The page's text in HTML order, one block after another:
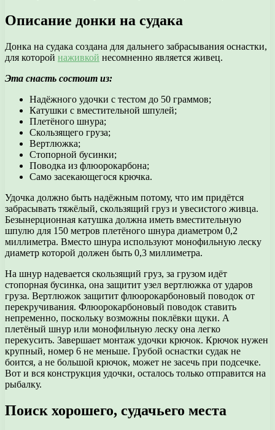
Описание донки на судака
Донка на судака создана для дальнего забрасывания оснастки,
для которой наживкой несомненно является живец.
Эта снасть состоит из:
Надёжного удочки с тестом до 50 граммов;
Катушки с вместительной шпулей;
Плетёного шнура;
Скользящего груза;
Вертлюжка;
Стопорной бусинки;
Поводка из флюорокарбона;
Само засекающегося крючка.
Удочка должно быть надёжным потому, что им придётся
забрасывать тяжёлый, скользящий груз и увесистого живца.
Безынерционная катушка должна иметь вместительную
шпулю для 150 метров плетёного шнура диаметром 0,2
миллиметра. Вместо шнура используют монофильную леску
диаметр которой должен быть 0,3 миллиметра.
На шнур надевается скользящий груз, за грузом идёт
стопорная бусинка, она защитит узел вертлюжка от ударов
груза. Вертлюжок защитит флюорокарбоновый поводок от
перекручивания. Флюорокарбоновый поводок ставить
непременно, поскольку возможны поклёвки щуки. А
плетёный шнур или монофильную леску она легко
перекусить. Завершает монтаж удочки крючок. Крючок нужен
крупный, номер 6 не меньше. Грубой оснастки судак не
боится, а не большой крючок, может не засечь при подсечке.
Вот и вся конструкция удочки, осталось только отправится на
рыбалку.
Поиск хорошего, судачьего места